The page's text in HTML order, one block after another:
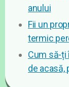
anului
Fii un
termic
Cum să-
de acasă,